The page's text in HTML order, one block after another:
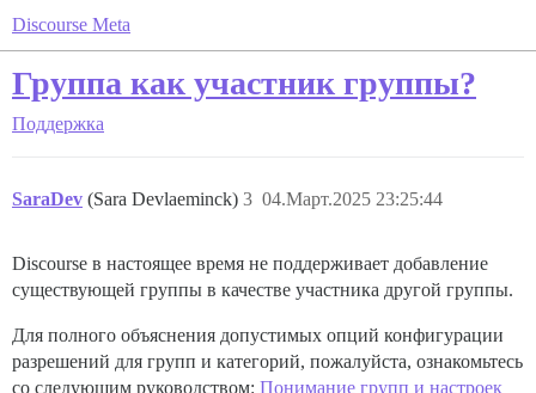
Discourse Meta
Группа как участник группы?
Поддержка
SaraDev (Sara Devlaeminck) 04.Март.2025 23:25:44
3
Discourse в настоящее время не поддерживает добавление
существующей группы в качестве участника другой группы.
Для полного объяснения допустимых опций конфигурации
разрешений для групп и категорий, пожалуйста, ознакомьтесь
со следующим руководством: Понимание групп и настроек